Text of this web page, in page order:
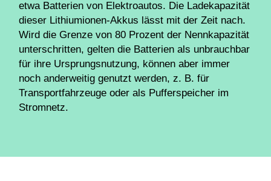
etwa Batterien von Elektroautos. Die Ladekapazität
dieser Lithiumionen-Akkus lässt mit der Zeit nach.
Wird die Grenze von 80 Prozent der Nennkapazität
unterschritten, gelten die Batterien als unbrauchbar
für ihre Ursprungsnutzung, können aber immer
noch anderweitig genutzt werden, z. B. für
Transportfahrzeuge oder als Pufferspeicher im
Stromnetz.